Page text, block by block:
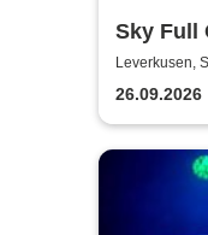
Sky Full
Evening
Leverkusen,
26.09.2026